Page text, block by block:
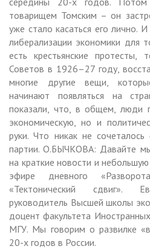
товарищем Томским – он
уже стало касаться его лично.
либерализации экономики для
есть крестьянские
Советов в 1926–27 году,
многие другие вещи,
начинают появляться на
показали, что, в общем, люди
экономическую, но и
руки. Что никак не
партии. О.БЫЧКОВА: Давайте
на краткие новости и
эфире дневного
«Тектонический сдвиг».
руководитель Высшей школы
доцент факультета
МГУ. Мы говорим о развилке
20-х годов в России.